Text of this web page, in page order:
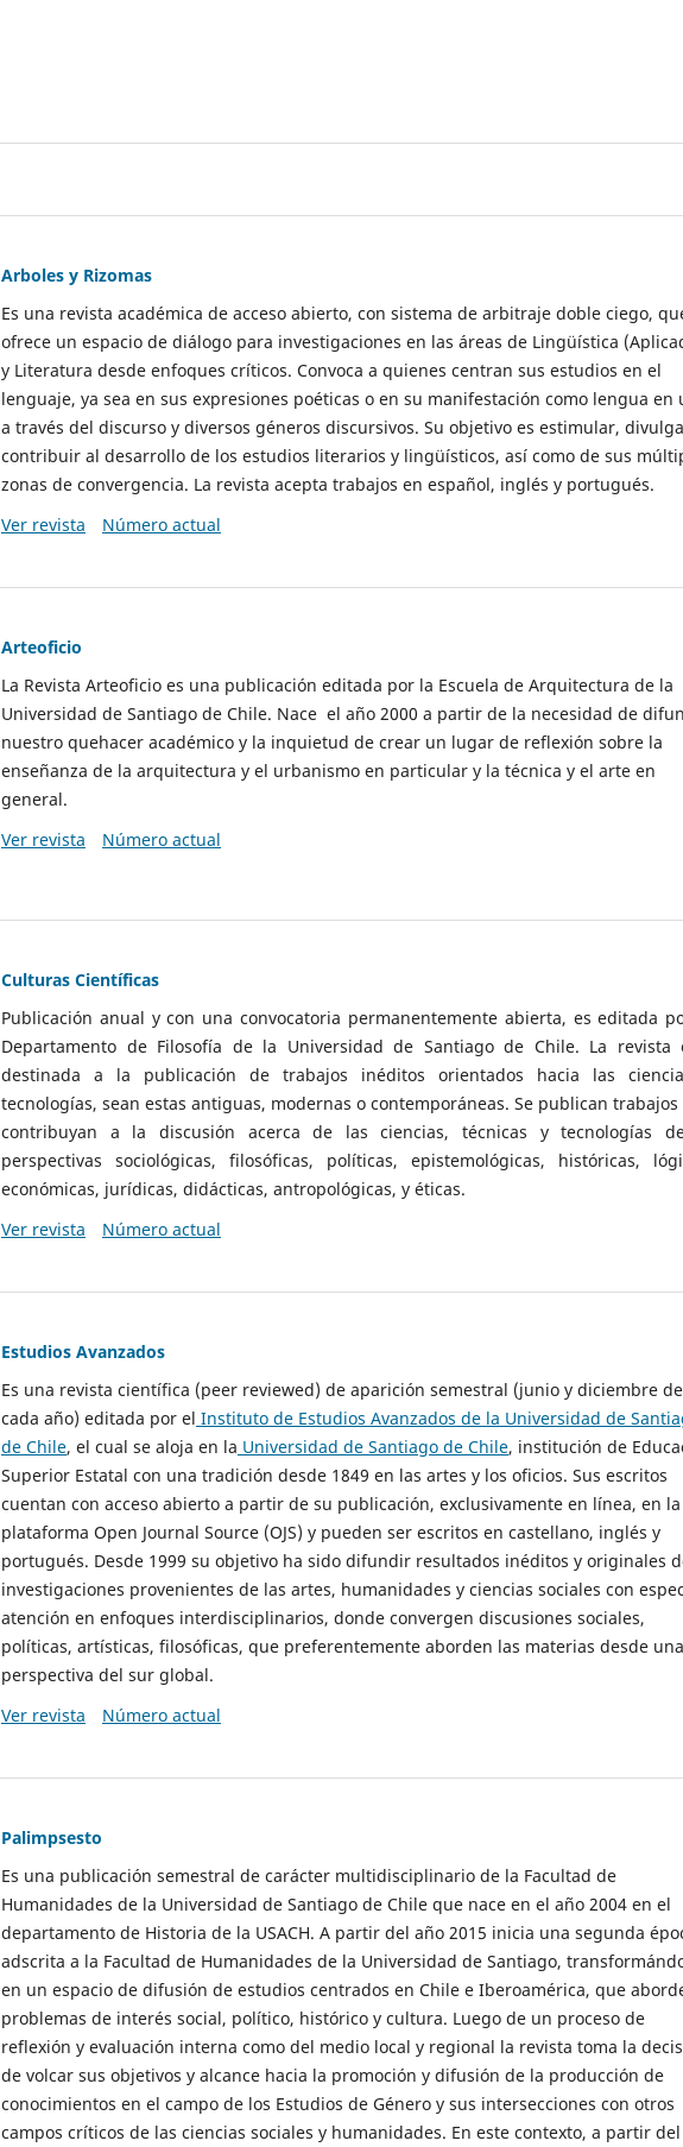
Arboles y Rizomas
Es una revista académica de acceso abierto, con sistema de arbitraje doble ciego,
ofrece un espacio de diálogo para investigaciones en las áreas de Lingüística
y Literatura desde enfoques críticos. Convoca a quienes centran sus estudios en el
lenguaje, ya sea en sus expresiones poéticas o en su manifestación como lengua en
a través del discurso y diversos géneros discursivos. Su objetivo es estimular,
contribuir al desarrollo de los estudios literarios y lingüísticos, así como de sus
zonas de convergencia. La revista acepta trabajos en español, inglés y portugués.
Ver revista
Número actual
Arteoficio
La Revista Arteoficio es una publicación editada por la Escuela de Arquitectura de la
Universidad de Santiago de Chile. Nace el año 2000 a partir de la necesidad de
nuestro quehacer académico y la inquietud de crear un lugar de reflexión sobre la
enseñanza de la arquitectura y el urbanismo en particular y la técnica y el arte en
general.
Ver revista
Número actual
Culturas Científicas
Publicación anual y con una convocatoria permanentemente abierta, es editada
Departamento de Filosofía de la Universidad de Santiago de Chile. La revista
destinada a la publicación de trabajos inéditos orientados hacia las
tecnologías, sean estas antiguas, modernas o contemporáneas. Se publican
contribuyan a la discusión acerca de las ciencias, técnicas y tecnologías
perspectivas sociológicas, filosóficas, políticas, epistemológicas, históricas,
económicas, jurídicas, didácticas, antropológicas, y éticas.
Ver revista
Número actual
Estudios Avanzados
Es una revista científica (peer reviewed) de aparición semestral (junio y diciembre de
cada año) editada por el Instituto de Estudios Avanzados de la Universidad de
de Chile, el cual se aloja en la Universidad de Santiago de Chile, institución de
Superior Estatal con una tradición desde 1849 en las artes y los oficios. Sus escritos
cuentan con acceso abierto a partir de su publicación, exclusivamente en línea, en la
plataforma Open Journal Source (OJS) y pueden ser escritos en castellano, inglés y
portugués. Desde 1999 su objetivo ha sido difundir resultados inéditos y originales
investigaciones provenientes de las artes, humanidades y ciencias sociales con
atención en enfoques interdisciplinarios, donde convergen discusiones sociales,
políticas, artísticas, filosóficas, que preferentemente aborden las materias desde una
perspectiva del sur global.
Ver revista
Número actual
Palimpsesto
Es una publicación semestral de carácter multidisciplinario de la Facultad de
Humanidades de la Universidad de Santiago de Chile que nace en el año 2004 en el
departamento de Historia de la USACH. A partir del año 2015 inicia una segunda
adscrita a la Facultad de Humanidades de la Universidad de Santiago,
en un espacio de difusión de estudios centrados en Chile e Iberoamérica, que
problemas de interés social, político, histórico y cultura. Luego de un proceso de
reflexión y evaluación interna como del medio local y regional la revista toma la
de volcar sus objetivos y alcance hacia la promoción y difusión de la producción de
conocimientos en el campo de los Estudios de Género y sus intersecciones con otros
campos críticos de las ciencias sociales y humanidades. En este contexto, a partir del